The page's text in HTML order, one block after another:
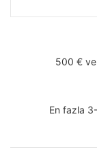
500 € ve
En fazla